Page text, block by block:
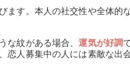
ます。本人の社交性や全体的
な紋がある場合、運気が好調
恋人募集中の人には素敵な出